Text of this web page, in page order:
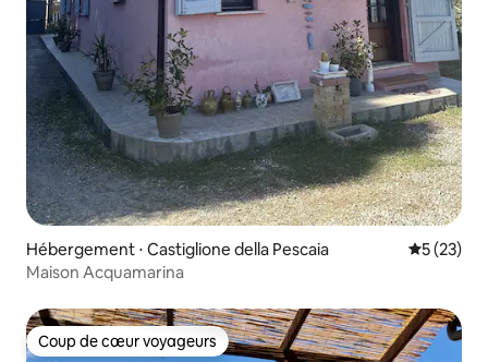
Hébergement ⋅ Castiglione della Pescaia
5 (23)
Maison Acquamarina
Coup de cœur voyageurs
Coup de cœur voyageurs